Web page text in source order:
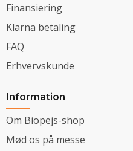
Finansiering
Klarna betaling
FAQ
Erhvervskunde
Information
Om Biopejs-shop
Mød os på messe